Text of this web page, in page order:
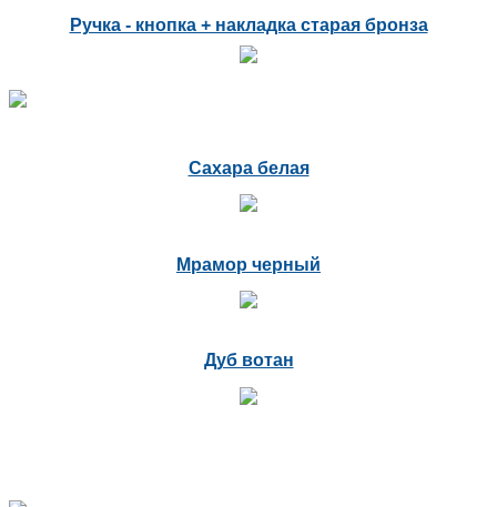
Ручка - кнопка + накладка старая бронза
Сахара белая
Мрамор черный
Дуб вотан